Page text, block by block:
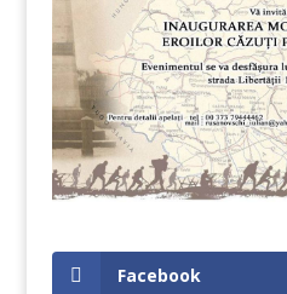
Facebook